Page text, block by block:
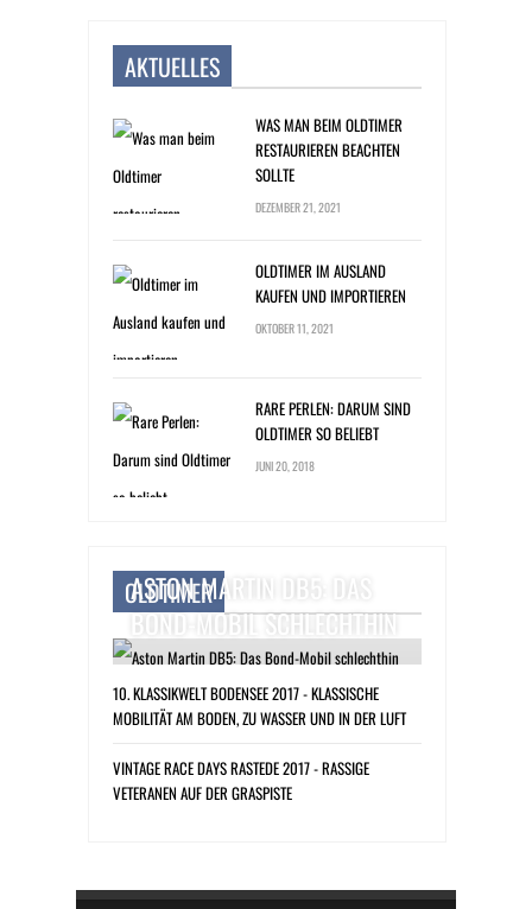
AKTUELLES
WAS MAN BEIM OLDTIMER
RESTAURIEREN BEACHTEN
SOLLTE
DEZEMBER 21, 2021
OLDTIMER IM AUSLAND
KAUFEN UND IMPORTIEREN
OKTOBER 11, 2021
RARE PERLEN: DARUM SIND
OLDTIMER SO BELIEBT
JUNI 20, 2018
OLDTIMER
ASTON MARTIN DB5: DAS
BOND-MOBIL SCHLECHTHIN
10. KLASSIKWELT BODENSEE 2017 - KLASSISCHE
MOBILITÄT AM BODEN, ZU WASSER UND IN DER LUFT
VINTAGE RACE DAYS RASTEDE 2017 - RASSIGE
VETERANEN AUF DER GRASPISTE